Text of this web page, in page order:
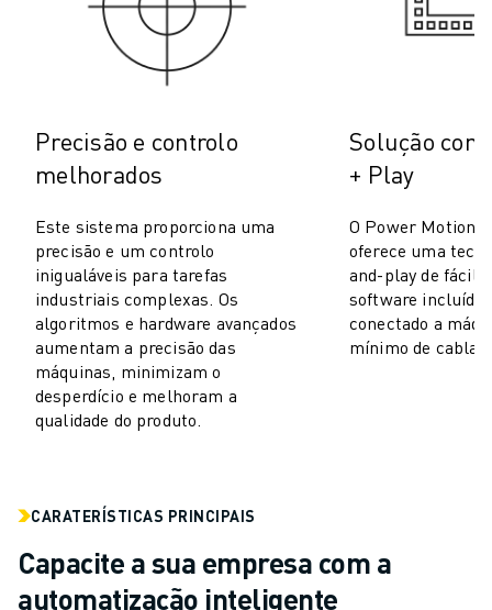
MANUTENÇÃO PREVENTIVA ROBOSHOT
CUSTO TOTAL DE PROPRIEDADE DA ROBOSHOT
MÁQUINAS EDM DE CORTE A FIO
HARDWARE ROBOCUT
SOFTWARE ROBOCUT
SUSTENTABILIDADE ROBOCUT
SOLUÇÕES IIOT
SOLUÇÕES PARA FÁBRICAS INTELIGENTES
SOLUÇÕES DE FÁBRICA INTELIGENTES PARA AUMENTAR A
REGISTO DE PRODUTOS » PORTAL FANUC
ESTUDOS DE CASO
SOLUÇÕES
INDÚSTRIAS
AUTOMÓVEL
ELETRÓNICA
ALIMENTAÇÃO & BEBIDAS
Precisão e controlo
melhorados
Este sistema proporciona uma
precisão e um controlo
inigualáveis para tarefas
industriais complexas. Os
algoritmos e hardware avançados
aumentam a precisão das
máquinas, minimizam o
desperdício e melhoram a
qualidade do produto.
Solução
+ Play
O Power Motion
oferece uma
and-play de fácil
software incluído
conectado a
mínimo de
CARATERÍSTICAS PRINCIPAIS
Capacite a sua empresa com a
automatização inteligente